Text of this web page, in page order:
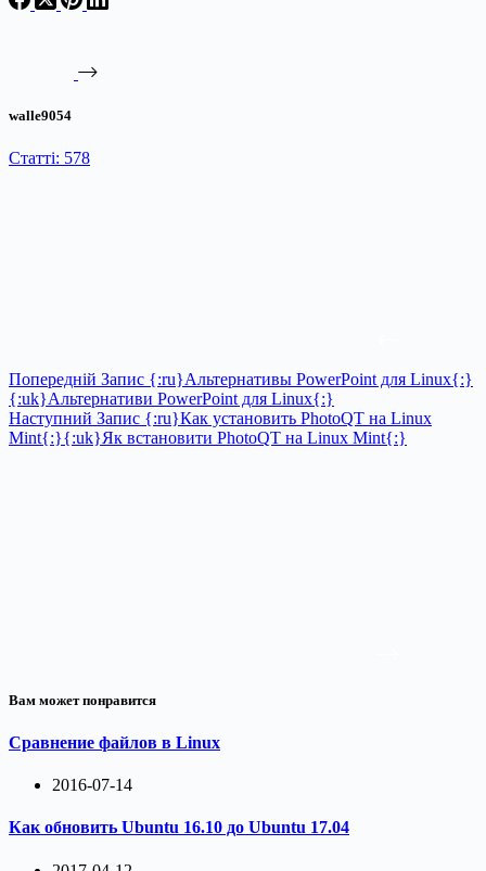
walle9054
Статті: 578
Попередній Запис {:ru}Альтернативы PowerPoint для Linux{:}
{:uk}Альтернативи PowerPoint для Linux{:}
Наступний Запис {:ru}Как установить PhotoQT на Linux
Mint{:}{:uk}Як встановити PhotoQT на Linux Mint{:}
Вам может понравится
Сравнение файлов в Linux
2016-07-14
Как обновить Ubuntu 16.10 до Ubuntu 17.04